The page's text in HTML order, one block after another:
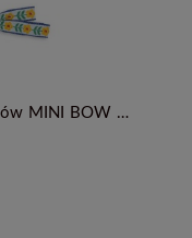
Konges Slojd - 4 spinki do włosów MINI BOW - WHITE/ROSE